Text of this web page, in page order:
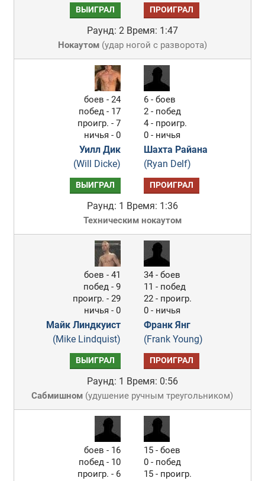
ВЫИГРАЛ ПРОИГРАЛ
Раунд: 2 Время: 1:47
Нокаутом(удар ногой с разворота)
боев - 24
побед - 17
проигр. - 7
ничья - 0
Уилл Дик
(Will Dicke)
6 - боев
2 - побед
4 - проигр.
0 - ничья
Шахта Райана
(Ryan Delf)
ВЫИГРАЛ ПРОИГРАЛ
Раунд: 1 Время: 1:36
Техническим нокаутом
боев - 41
побед - 9
проигр. - 29
ничья - 0
Майк Линдкуист
(Mike Lindquist)
34 - боев
11 - побед
22 - проигр.
0 - ничья
Франк Янг
(Frank Young)
ВЫИГРАЛ ПРОИГРАЛ
Раунд: 1 Время: 0:56
Сабмишном (удушение ручным треугольником)
боев - 16
побед - 10
проигр. - 6
15 - боев
0 - побед
15 - проигр.